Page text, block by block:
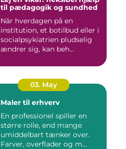
til pædagogik og sundhed
Når hverdagen på en
institution, et botilbud eller i
socialpsykiatrien pludselig
ændrer sig, kan beh...
03. May
Maler til erhverv
En professionel spiller en
større rolle, end mange
umiddelbart tænker over.
Farver, overflader og m...